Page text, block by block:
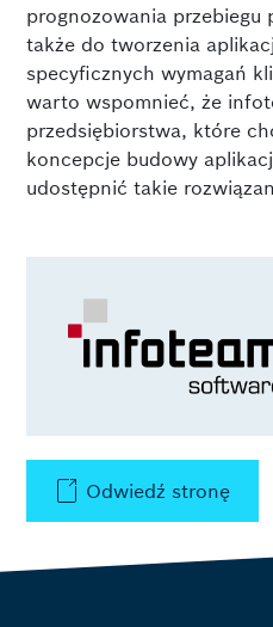
prognozowania przebiegu
także do tworzenia
specyficznych wymagań
warto wspomnieć, że
przedsiębiorstwa, które
koncepcje budowy
udostępnić takie
Odwiedź stronę